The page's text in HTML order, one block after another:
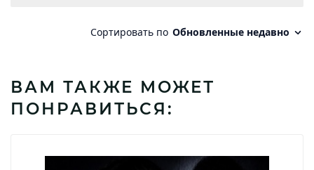
ВАМ ТАКЖЕ МОЖЕТ
ПОНРАВИТЬСЯ: